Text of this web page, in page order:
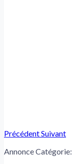
PrécédentSuivant
Annonce Catégorie: